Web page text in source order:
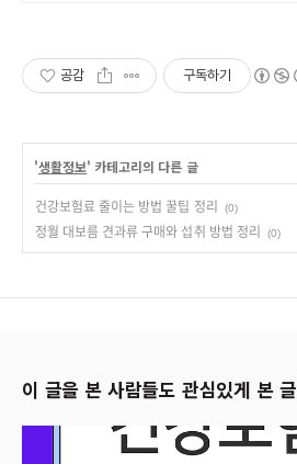
공감 구독하기
'생활정보' 카테고리의 다른 글
건강보험료 줄이는 방법 꿀팁 정리 (0)
정월 대보름 견과류 구매와 섭취 방법 정리 (0)
이 글을 본 사람들도 관심있게 본 글